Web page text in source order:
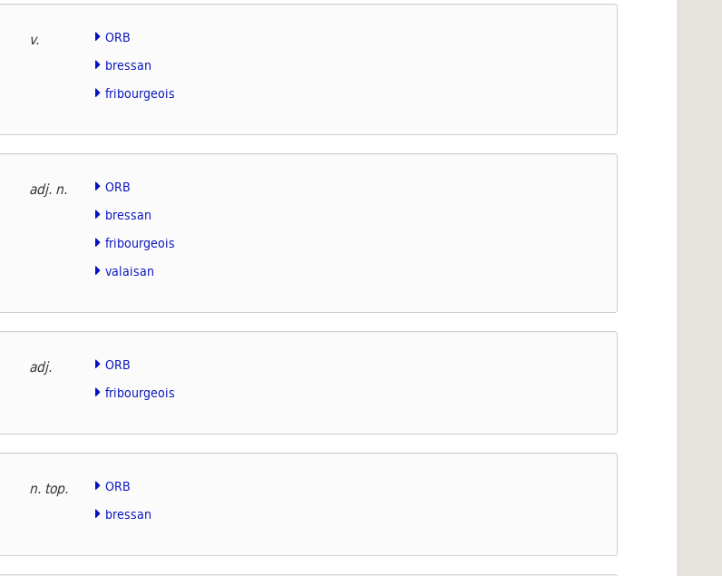
v.
ORB
bressan
fribourgeois
adj. n.
ORB
bressan
fribourgeois
valaisan
adj.
ORB
fribourgeois
n. top.
ORB
bressan